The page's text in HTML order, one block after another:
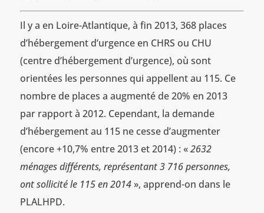
Il y a en Loire-Atlantique, à fin 2013, 368 places
d’hébergement d’urgence en CHRS ou CHU
(centre d’hébergement d’urgence), où sont
orientées les personnes qui appellent au 115. Ce
nombre de places a augmenté de 20% en 2013
par rapport à 2012. Cependant, la demande
d’hébergement au 115 ne cesse d’augmenter
(encore +10,7% entre 2013 et 2014) : «2632
ménages différents, représentant 3 716 personnes,
ont sollicité le 115 en 2014», apprend-on dans le
PLALHPD.